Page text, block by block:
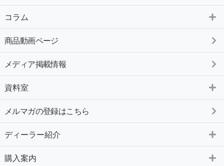
コラム
商品動画ページ
メディア掲載情報
資料室
メルマガの登録はこちら
ディーラー紹介
購入案内